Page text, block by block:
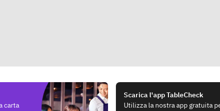
carta
Scarica l'app TableCheck
Utilizza la nostra app gratuita